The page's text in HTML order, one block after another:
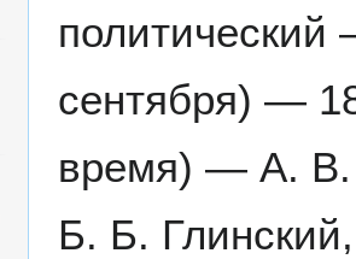
политический
сентября) —
время) — А. В.
Б. Б.